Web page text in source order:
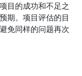
目的成功和不足之
期。项目评估的目
免同样的问题再次